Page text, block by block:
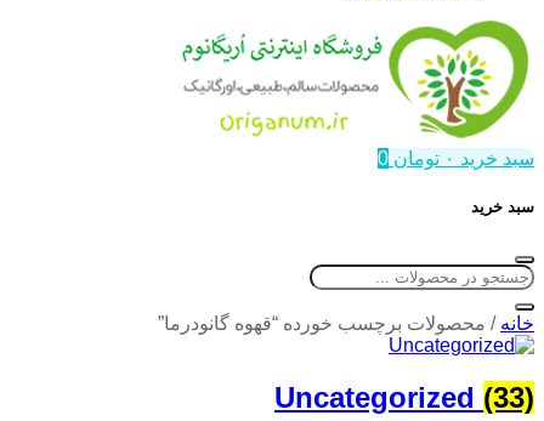
سبد خرید ۰ تومان 0
سبد خرید
خانه / محصولات برچسب خورده “قهوه گانودرما”
Uncategorized (33)